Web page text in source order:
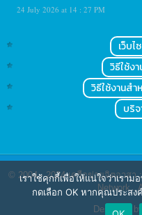
24 July 2026 at 14 : 27 PM
เว็บไ
วิธีใช้ง
วิธีใช้งานส
บริ
© 2004 - 2024เครือข่ายจิตอาสา
Network.
Designed by
เราใช้คุกกี้เพื่อให้แน่ใจว่าเรา
กดเลือก OK หากคุณประส